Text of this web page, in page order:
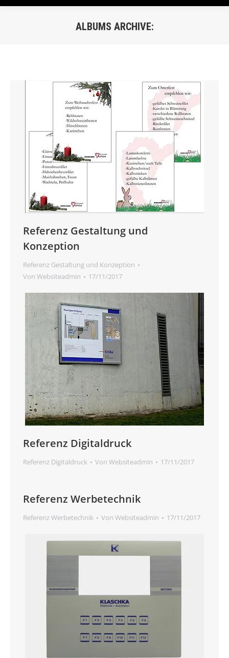
ALBUMS ARCHIVE:
Referenz Gestaltung und
Konzeption
Referenz Gestaltung und Konzeption
Von Websiteadmin 17/11/2017
Referenz Digitaldruck
Referenz Digitaldruck Von Websiteadmin 17/11/2017
Referenz Werbetechnik
Referenz Werbetechnik Von Websiteadmin 17/11/2017